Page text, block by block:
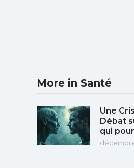
More in Santé
Une
Débat
qui